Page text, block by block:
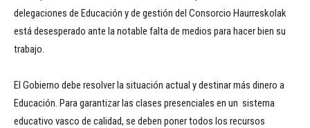
delegaciones de Educación y de gestión del Consorcio Haurreskolak
está desesperado ante la notable falta de medios para hacer bien su
trabajo.
El Gobierno debe resolver la situación actual y destinar más dinero a
Educación. Para garantizar las clases presenciales en un sistema
educativo vasco de calidad, se deben poner todos los recursos